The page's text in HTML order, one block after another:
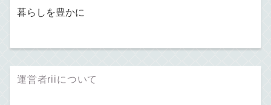
暮らしを豊かに
運営者riiについて